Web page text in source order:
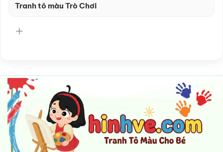
Tranh tô màu Trò Chơi